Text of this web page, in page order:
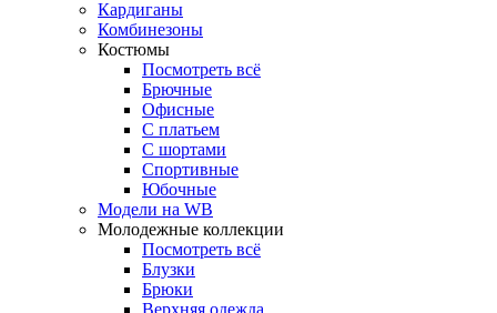
Кардиганы
Комбинезоны
Костюмы
Посмотреть всё
Брючные
Офисные
С платьем
С шортами
Спортивные
Юбочные
Модели на WB
Молодежные коллекции
Посмотреть всё
Блузки
Брюки
Верхняя одежда